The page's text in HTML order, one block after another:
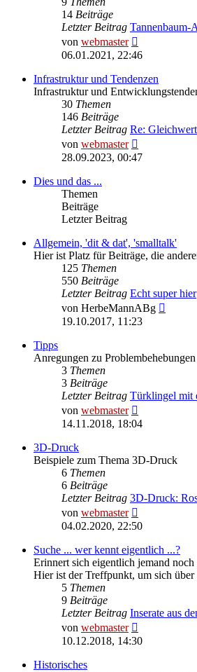
14 Beiträge
Letzter Beitrag Tannenbaum-
von webmaster
Beitrag
06.01.2021, 22:46
Infrastruktur und Tendenzen
Infrastruktur und
30 Themen
146 Beiträge
Letzter Beitrag Re:
von webmaster
Beitrag
28.09.2023, 00:47
Dies und das ...
Themen
Beiträge
Letzter Beitrag
Allgemein, 'dit & dat', 'smalltalk'
Hier ist Platz für Beiträge, die
125 Themen
550 Beiträge
Letzter Beitrag Echt super hier
von HerbeMannABg
19.10.2017, 11:23
Tipps
Anregungen zu
3 Themen
3 Beiträge
Letzter Beitrag Türklingel
von webmaster
Beitrag
14.11.2018, 18:04
3D-Druck
Beispiele zum Thema 3D-Druck
6 Themen
6 Beiträge
Letzter Beitrag 3D-Druck:
von webmaster
Beitrag
04.02.2020, 22:50
Suche ... wer kennt eigentlich ...?
Erinnert sich eigentlich jemand noch
Hier ist der Treffpunkt, um sich über
5 Themen
9 Beiträge
Letzter Beitrag Inserate aus
von webmaster
Beitrag
10.12.2018, 14:30
Historisches